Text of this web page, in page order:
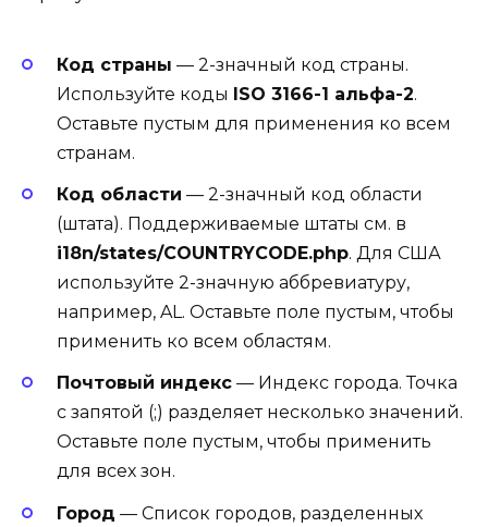
Код страны — 2-значный код страны.
Используйте коды ISO 3166-1 альфа-2.
Оставьте пустым для применения ко всем
странам.
Код области — 2-значный код области
(штата). Поддерживаемые штаты см. в
i18n/states/COUNTRYCODE.php. Для США
используйте 2-значную аббревиатуру,
например, AL. Оставьте поле пустым, чтобы
применить ко всем областям.
Почтовый индекс — Индекс города. Точка
с запятой (;) разделяет несколько значений.
Оставьте поле пустым, чтобы применить
для всех зон.
Город — Список городов, разделенных